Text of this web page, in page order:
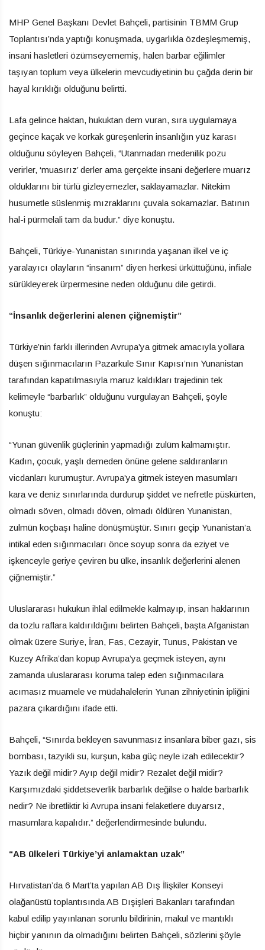
MHP Genel Başkanı Devlet Bahçeli, partisinin TBMM Grup
Toplantısı’nda yaptığı konuşmada, uygarlıkla özdeşleşmemiş,
insani hasletleri özümseyememiş, halen barbar eğilimler
taşıyan toplum veya ülkelerin mevcudiyetinin bu çağda derin bir
hayal kırıklığı olduğunu belirtti.
Lafa gelince haktan, hukuktan dem vuran, sıra uygulamaya
geçince kaçak ve korkak güreşenlerin insanlığın yüz karası
olduğunu söyleyen Bahçeli, “Utanmadan medenilik pozu
verirler, ‘muasırız’ derler ama gerçekte insani değerlere muarız
olduklarını bir türlü gizleyemezler, saklayamazlar. Nitekim
husumetle süslenmiş mızraklarını çuvala sokamazlar. Batının
hal-i pürmelali tam da budur.” diye konuştu.
Bahçeli, Türkiye-Yunanistan sınırında yaşanan ilkel ve iç
yaralayıcı olayların “insanım” diyen herkesi ürküttüğünü, infiale
sürükleyerek ürpermesine neden olduğunu dile getirdi.
“İnsanlık değerlerini alenen çiğnemiştir”
Türkiye’nin farklı illerinden Avrupa’ya gitmek amacıyla yollara
düşen sığınmacıların Pazarkule Sınır Kapısı’nın Yunanistan
tarafından kapatılmasıyla maruz kaldıkları trajedinin tek
kelimeyle “barbarlık” olduğunu vurgulayan Bahçeli, şöyle
konuştu:
“Yunan güvenlik güçlerinin yapmadığı zulüm kalmamıştır.
Kadın, çocuk, yaşlı demeden önüne gelene saldıranların
vicdanları kurumuştur. Avrupa’ya gitmek isteyen masumları
kara ve deniz sınırlarında durdurup şiddet ve nefretle püskürten,
olmadı söven, olmadı döven, olmadı öldüren Yunanistan,
zulmün koçbaşı haline dönüşmüştür. Sınırı geçip Yunanistan’a
intikal eden sığınmacıları önce soyup sonra da eziyet ve
işkenceyle geriye çeviren bu ülke, insanlık değerlerini alenen
çiğnemiştir.”
Uluslararası hukukun ihlal edilmekle kalmayıp, insan haklarının
da tozlu raflara kaldırıldığını belirten Bahçeli, başta Afganistan
olmak üzere Suriye, İran, Fas, Cezayir, Tunus, Pakistan ve
Kuzey Afrika’dan kopup Avrupa’ya geçmek isteyen, aynı
zamanda uluslararası koruma talep eden sığınmacılara
acımasız muamele ve müdahalelerin Yunan zihniyetinin ipliğini
pazara çıkardığını ifade etti.
Bahçeli, “Sınırda bekleyen savunmasız insanlara biber gazı, sis
bombası, tazyikli su, kurşun, kaba güç neyle izah edilecektir?
Yazık değil midir? Ayıp değil midir? Rezalet değil midir?
Karşımızdaki şiddetseverlik barbarlık değilse o halde barbarlık
nedir? Ne ibretliktir ki Avrupa insani felaketlere duyarsız,
masumlara kapalıdır.” değerlendirmesinde bulundu.
“AB ülkeleri Türkiye’yi anlamaktan uzak”
Hırvatistan’da 6 Mart’ta yapılan AB Dış İlişkiler Konseyi
olağanüstü toplantısında AB Dışişleri Bakanları tarafından
kabul edilip yayınlanan sorunlu bildirinin, makul ve mantıklı
hiçbir yanının da olmadığını belirten Bahçeli, sözlerini şöyle